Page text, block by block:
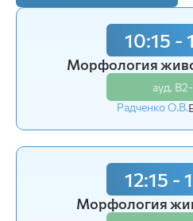
8:30 -
Анатомия
ауд.
Радченко
10:15
Анатомия
10:15 -
Морфология
ауд.
Радченко О.В.
12:15 -
Морфология